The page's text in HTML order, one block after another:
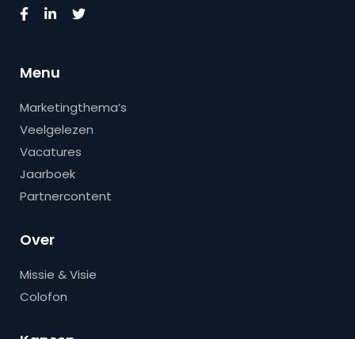
Menu
Marketingthema’s
Veelgelezen
Vacatures
Jaarboek
Partnercontent
Over
Missie & Visie
Colofon